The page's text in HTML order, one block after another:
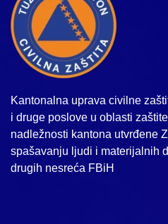
Kantonalna uprava civilne
i druge poslove u oblasti
nadležnosti kantona utvrđene
spašavanju ljudi i materijalnih
drugih nesreća FBiH